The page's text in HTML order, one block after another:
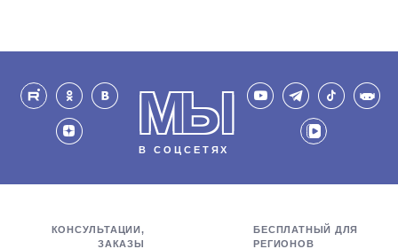
МЫ
В СОЦСЕТЯХ
КОНСУЛЬТАЦИИ,
ЗАКАЗЫ
БЕСПЛАТНЫЙ ДЛЯ
РЕГИОНОВ